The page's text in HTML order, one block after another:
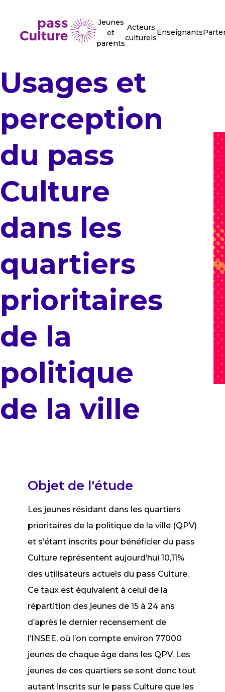
Jeunes
et
parents
Acteurs
culturels
Enseignants
Usages et
perception
du pass
Culture
dans les
quartiers
prioritaires
de la
politique
de la ville
Objet de l'étude
Les jeunes résidant dans les quartiers
prioritaires de la politique de la ville (QPV)
et s’étant inscrits pour bénéficier du pass
Culture représentent aujourd’hui 10,11%
des utilisateurs actuels du pass Culture.
Ce taux est équivalent à celui de la
répartition des jeunes de 15 à 24 ans
d’après le dernier recensement de
l’INSEE, où l’on compte environ 77000
jeunes de chaque âge dans les QPV. Les
jeunes de ces quartiers se sont donc tout
autant inscrits sur le pass Culture que les